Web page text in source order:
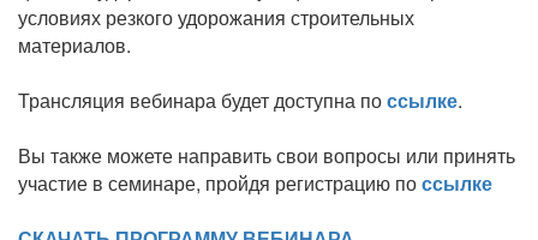
условиях резкого удорожания строительных
материалов.
Трансляция вебинара будет доступна поссылке.
Вы также можете направить свои вопросы или принять
участие в семинаре, пройдя регистрацию поссылке